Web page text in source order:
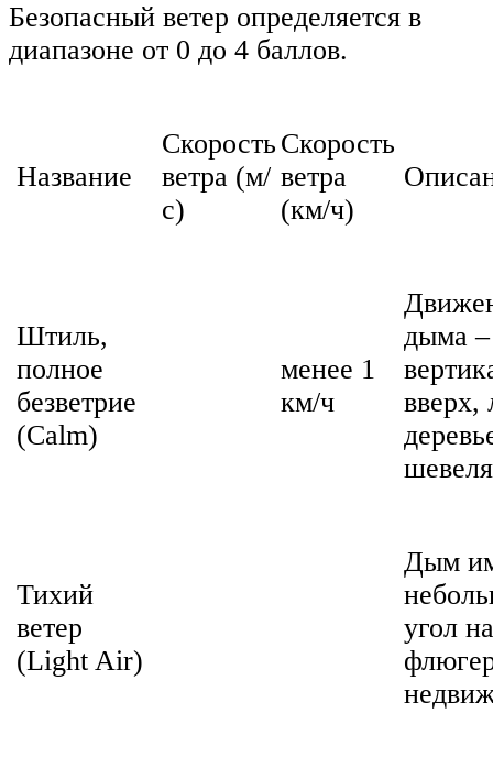
Безопасный ветер определяется в
диапазоне от 0 до 4 баллов.
Название
Скорость
ветра (м/
с)
Скорость
ветра
(км/ч)
Штиль,
полное
безветрие
(Calm)
менее 1
км/ч
дыма –
вверх,
Тихий
ветер
(Light Air)
Дым
угол